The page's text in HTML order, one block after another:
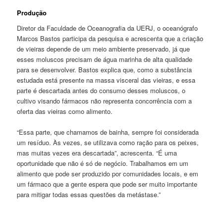
Produção
Diretor da Faculdade de Oceanografia da UERJ, o oceanógrafo
Marcos Bastos participa da pesquisa e acrescenta que a criação
de vieiras depende de um meio ambiente preservado, já que
esses moluscos precisam de água marinha de alta qualidade
para se desenvolver. Bastos explica que, como a substância
estudada está presente na massa visceral das vieiras, e essa
parte é descartada antes do consumo desses moluscos, o
cultivo visando fármacos não representa concorrência com a
oferta das vieiras como alimento.
“Essa parte, que chamamos de bainha, sempre foi considerada
um resíduo. Às vezes, se utilizava como ração para os peixes,
mas muitas vezes era descartada”, acrescenta. “É uma
oportunidade que não é só de negócio. Trabalhamos em um
alimento que pode ser produzido por comunidades locais, e em
um fármaco que a gente espera que pode ser muito importante
para mitigar todas essas questões da metástase.”